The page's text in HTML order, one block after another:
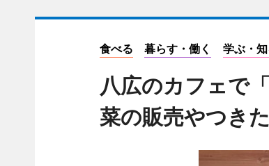
食べる 暮らす・働く 学ぶ・
八広のカフェで
菜の販売やつき